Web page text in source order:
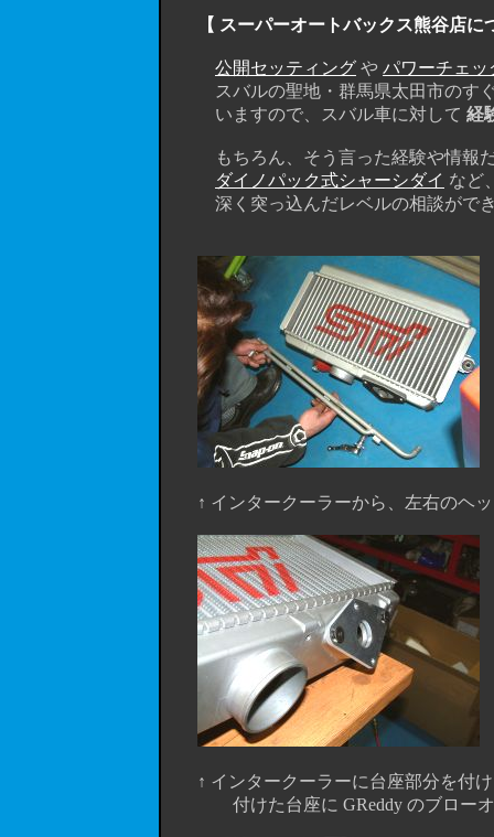
【 スーパーオートバックス熊谷店に
公開セッティング や パワーチェッ
スバルの聖地・群馬県太田市のすぐ
いますので、スバル車に対して 経
もちろん、そう言った経験や情報だ
ダイノパック式シャーシダイ など
深く突っ込んだレベルの相談ができ
↑ インタークーラーから、左右のヘッ
↑ インタークーラーに台座部分を付け
付けた台座に GReddy のブローオフ